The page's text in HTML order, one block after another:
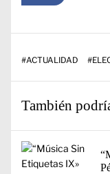
#ACTUALIDAD #
También